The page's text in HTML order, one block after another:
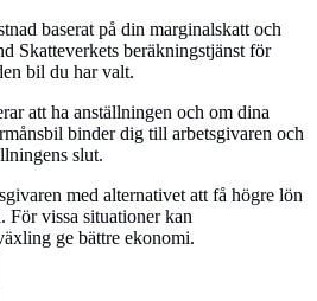
baserat på din marginalskatt och
Skatteverkets beräkningstjänst för
bil du har valt.
att ha anställningen och om dina
binder dig till arbetsgivaren och
slut.
med alternativet att få högre lön
För vissa situationer kan
ge bättre ekonomi.